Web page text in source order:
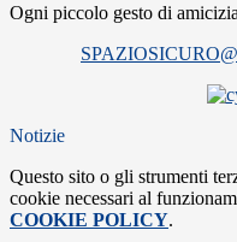
Ogni piccolo gesto di
Notizie
Questo sito o gli strumenti
cookie necessari al
COOKIE POLICY.